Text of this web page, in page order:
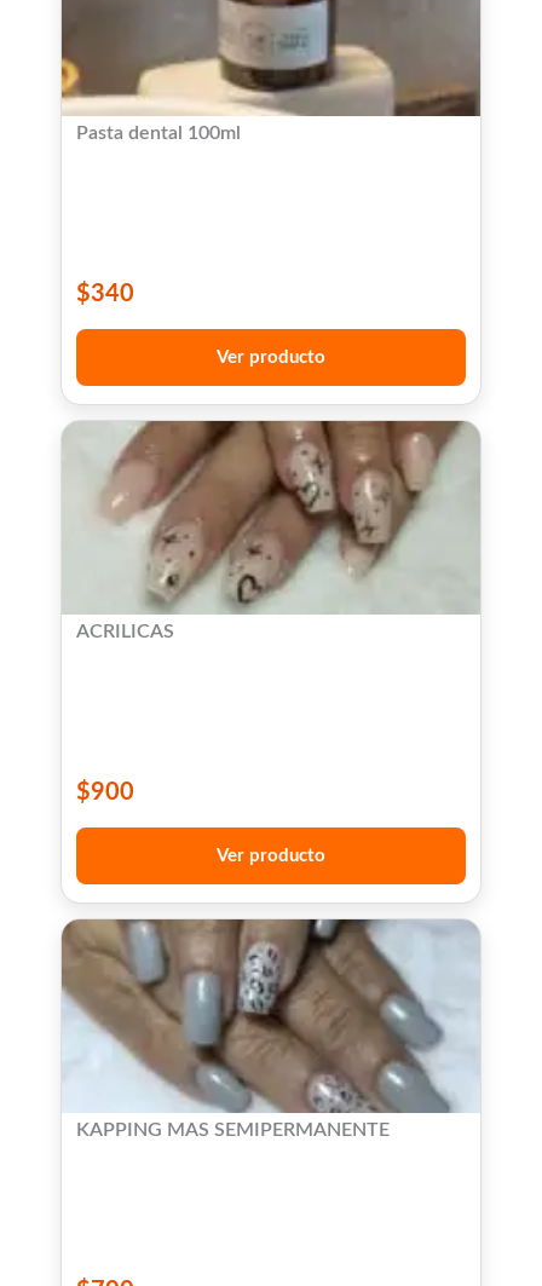
Pasta dental 100ml
$340
Ver producto
ACRILICAS
$900
Ver producto
KAPPING MAS SEMIPERMANENTE